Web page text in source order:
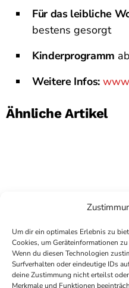
Um dir ein optimales Erlebnis zu
Cookies, um Geräteinformationen
Wenn du diesen Technologien
Surfverhalten oder eindeutige IDs
deine Zustimmung nicht erteilst
Merkmale und Funktionen
Für das leibliche
bestens gesorgt
Kinderprogramm
Weitere Infos:
Ähnliche Artikel
COPYRIGHTANTENNE BAD